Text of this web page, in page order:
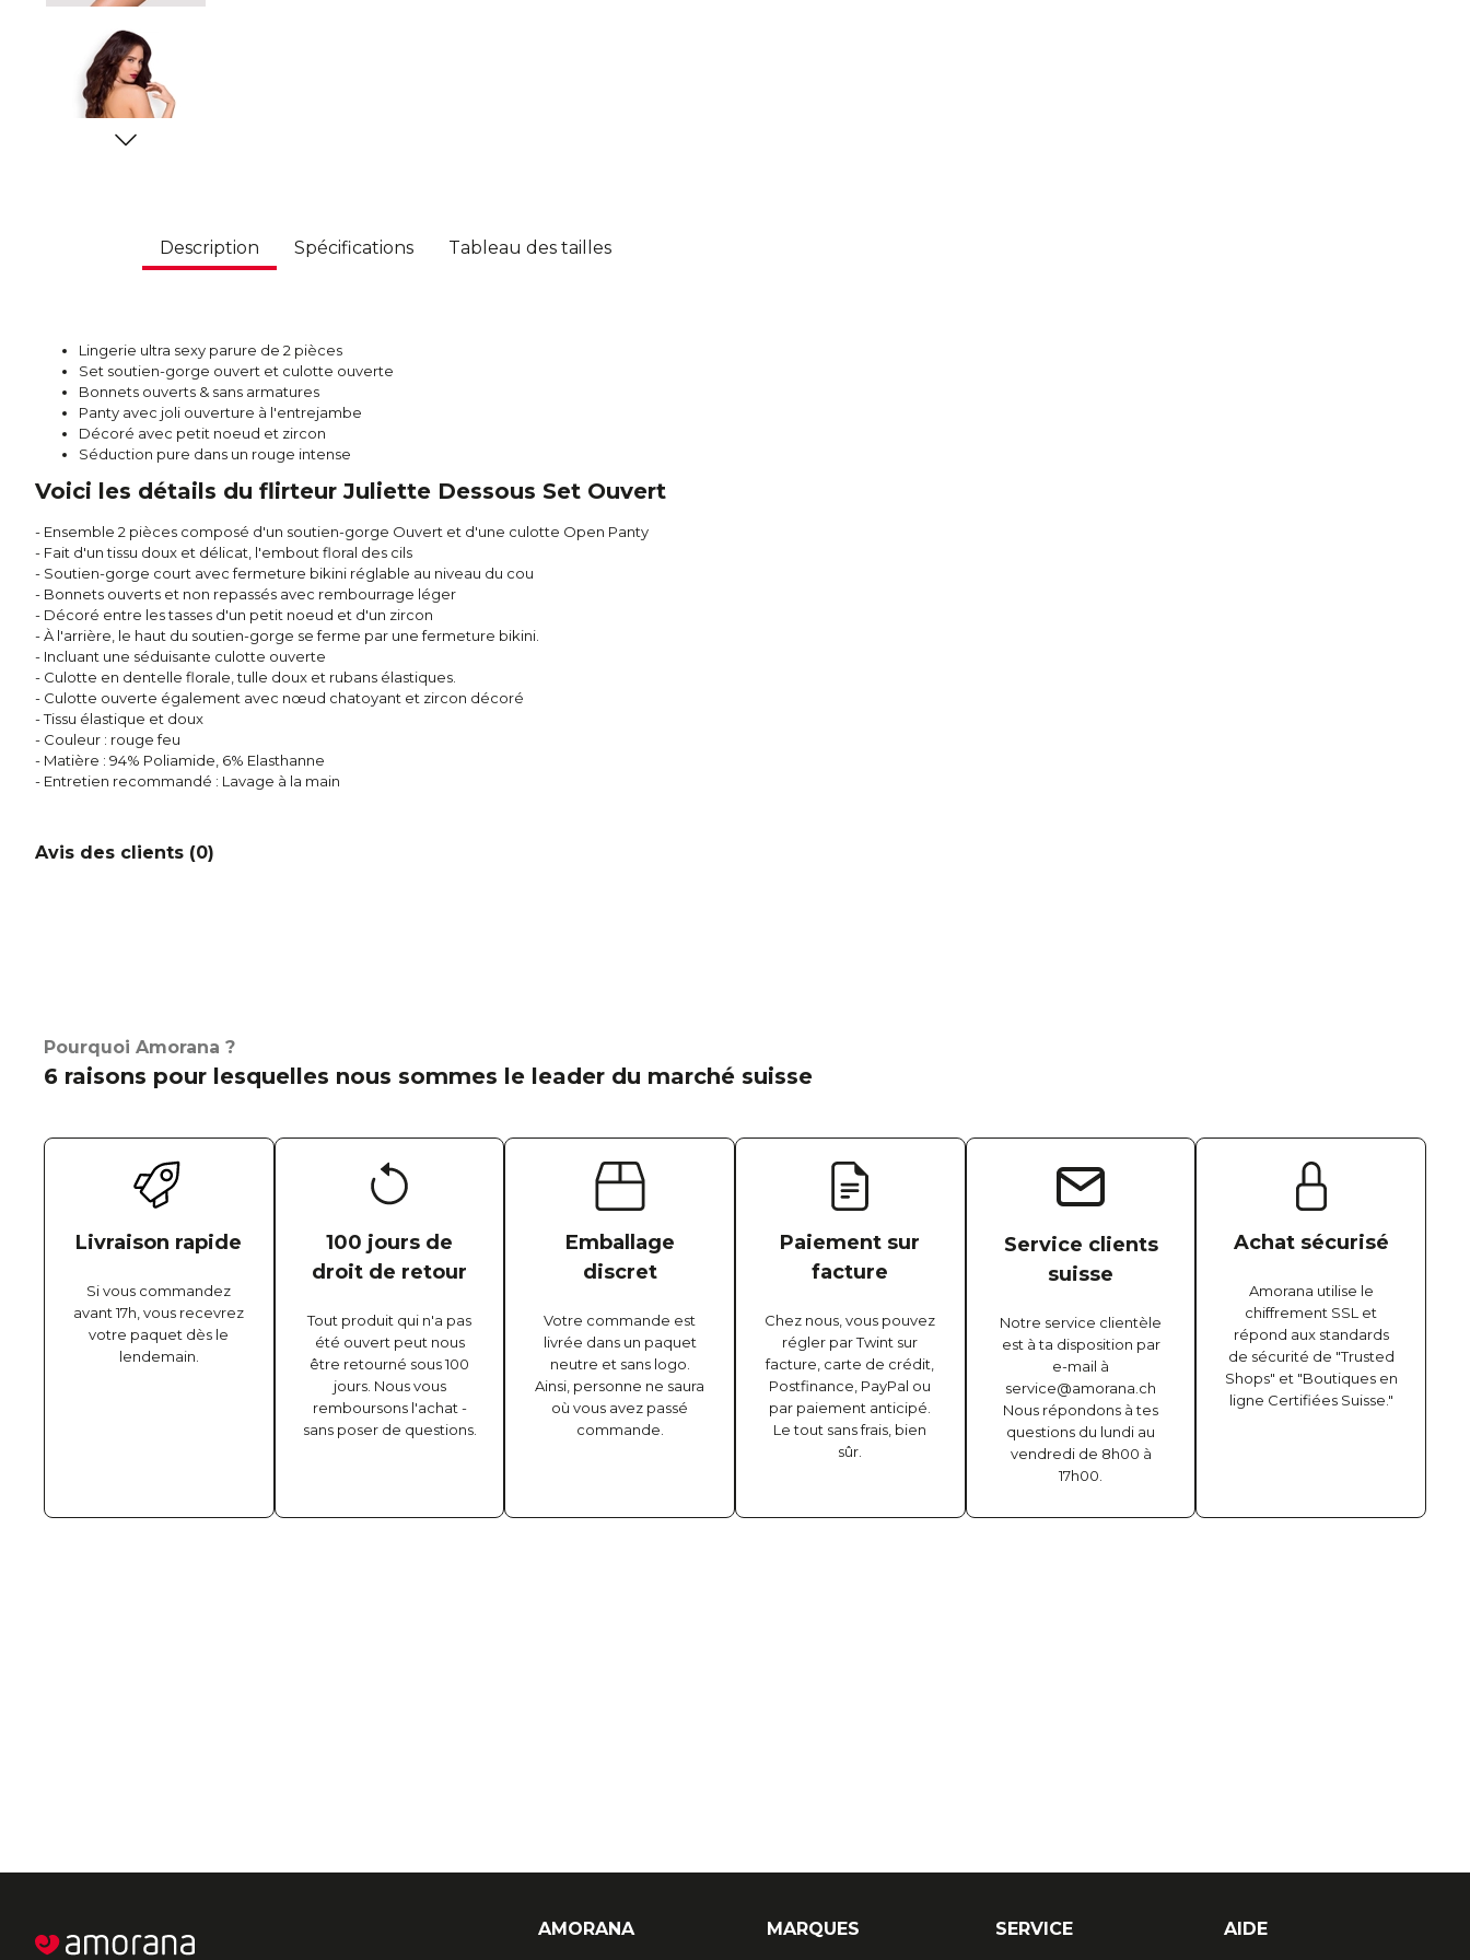
Description Spécifications Tableau des tailles
Lingerie ultra sexy parure de 2 pièces
Set soutien-gorge ouvert et culotte ouverte
Bonnets ouverts & sans armatures
Panty avec joli ouverture à l'entrejambe
Décoré avec petit noeud et zircon
Séduction pure dans un rouge intense
Voici les détails du flirteur Juliette Dessous Set Ouvert
- Ensemble 2 pièces composé d'un soutien-gorge Ouvert et d'une culotte Open Panty
- Fait d'un tissu doux et délicat, l'embout floral des cils
- Soutien-gorge court avec fermeture bikini réglable au niveau du cou
- Bonnets ouverts et non repassés avec rembourrage léger
- Décoré entre les tasses d'un petit noeud et d'un zircon
- À l'arrière, le haut du soutien-gorge se ferme par une fermeture bikini.
- Incluant une séduisante culotte ouverte
- Culotte en dentelle florale, tulle doux et rubans élastiques.
- Culotte ouverte également avec nœud chatoyant et zircon décoré
- Tissu élastique et doux
- Couleur : rouge feu
- Matière : 94% Poliamide, 6% Elasthanne
- Entretien recommandé : Lavage à la main
Avis des clients (0)
Pourquoi Amorana ?
6 raisons pour lesquelles nous sommes le leader du marché suisse
Livraison rapide
Si vous commandez
avant 17h, vous recevrez
votre paquet dès le
lendemain.
100 jours de
droit de retour
Tout produit qui n'a pas
été ouvert peut nous
être retourné sous 100
jours. Nous vous
remboursons l'achat -
sans poser de questions.
Emballage
discret
Votre commande est
livrée dans un paquet
neutre et sans logo.
Ainsi, personne ne saura
où vous avez passé
commande.
Paiement sur
facture
Chez nous, vous pouvez
régler par Twint sur
facture, carte de crédit,
Postfinance, PayPal ou
par paiement anticipé.
Le tout sans frais, bien
sûr.
Service clients
suisse
Notre service clientèle
est à ta disposition par
e-mail à
service@amorana.ch
Nous répondons à tes
questions du lundi au
vendredi de 8h00 à
17h00.
Achat sécurisé
Amorana utilise le
chiffrement SSL et
répond aux standards
de sécurité de "Trusted
Shops" et "Boutiques en
ligne Certifiées Suisse."
AMORANA MARQUES SERVICE AIDE